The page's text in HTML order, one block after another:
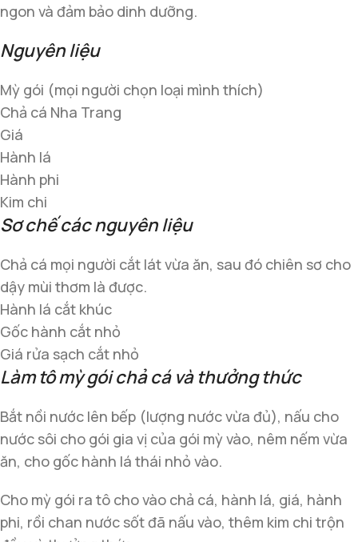
ngon và đảm bảo dinh dưỡng.
Nguyên liệu
Mỳ gói (mọi người chọn loại mình thích)
Chả cá Nha Trang
Giá
Hành lá
Hành phi
Kim chi
Sơ chế các nguyên liệu
Chả cá mọi người cắt lát vừa ăn, sau đó chiên sơ cho
dậy mùi thơm là được.
Hành lá cắt khúc
Gốc hành cắt nhỏ
Giá rửa sạch cắt nhỏ
Làm tô mỳ gói chả cá và thưởng thức
Bắt nồi nước lên bếp (lượng nước vừa đủ), nấu cho
nước sôi cho gói gia vị của gói mỳ vào, nêm nếm vừa
ăn, cho gốc hành lá thái nhỏ vào.
Cho mỳ gói ra tô cho vào chả cá, hành lá, giá, hành
phi, rồi chan nước sốt đã nấu vào, thêm kim chi trộn